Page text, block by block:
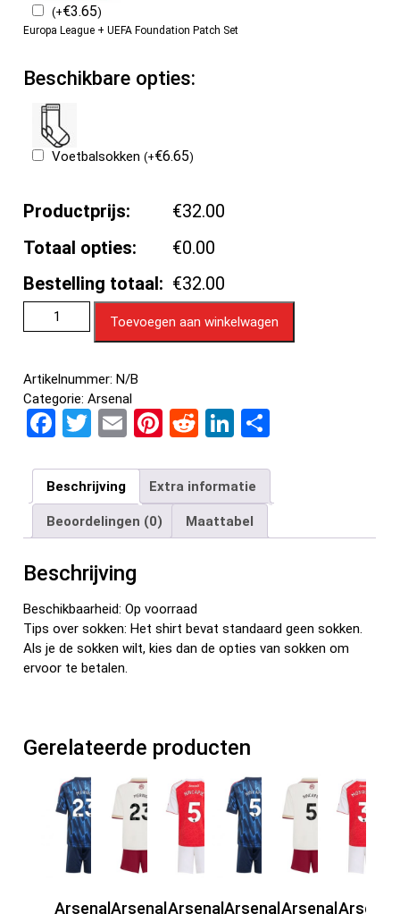
(+€3.65)
Europa League + UEFA Foundation Patch Set
Beschikbare opties:
Voetbalsokken(+€6.65)
Productprijs:
€32.00
Totaal opties:
€0.00
Bestelling totaal: €32.00
Toevoegen aan winkelwagen
Artikelnummer: N/B
Categorie:Arsenal
F
ce
b
o
o
k
T
tt
er
E
ail
Pi
er
es
t
R
d
di
t
Li
ke
dI
n
e
n
Beschrijving Extra informatie
Beoordelingen (0) Maattabel
Beschrijving
Beschikbaarheid: Op voorraad
Tips over sokken: Het shirt bevat standaard geen sokken.
Als je de sokken wilt, kies dan de opties van sokken om
ervoor te betalen.
Gerelateerde producten
Arsenal Arsenal Arsenal Arsenal Arsenal Arsenal